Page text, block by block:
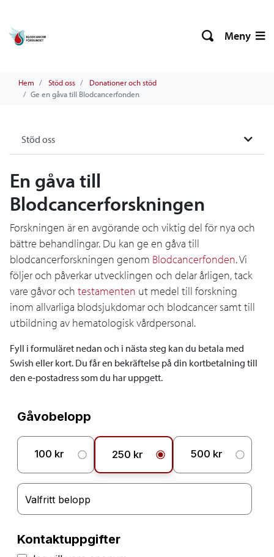
Meny
Hem Stöd oss
Donationer och stöd
Ge en gåva till Blodcancerfonden
Stöd oss
En gåva till
Blodcancerforskningen
Forskningen är en avgörande och viktig del för nya och
bättre behandlingar. Du kan ge en gåva till
blodcancerforskningen genom Blodcancerfonden. Vi
följer och påverkar utvecklingen och delar årligen, tack
vare gåvor och testamenten ut medel till forskning
inom allvarliga blodsjukdomar och blodcancer samt till
utbildning av hematologisk vårdpersonal.
Fyll i formuläret nedan och i nästa steg kan du betala med
Swish eller kort. Du får en bekräftelse på din kortbetalning till
den e-postadress som du har uppgett.